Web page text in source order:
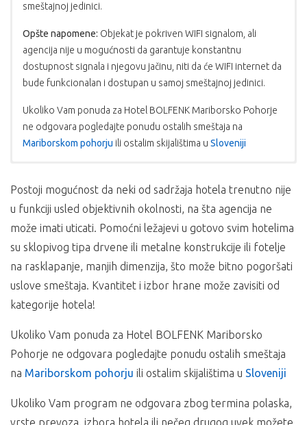
smeštajnoj jedinici.
Opšte napomene: Objekat je pokriven WIFI signalom, ali
agencija nije u mogućnosti da garantuje konstantnu
dostupnost signala i njegovu jačinu, niti da će WIFI internet da
bude funkcionalan i dostupan u samoj smeštajnoj jedinici.
Ukoliko Vam ponuda za Hotel BOLFENK Mariborsko Pohorje
ne odgovara pogledajte ponudu ostalih smeštaja na
Mariborskom pohorju ili ostalim skijalištima u Sloveniji
izabranu uslugu, doručak i večera na bazi švedskog
stola
neograničeno korišćenje zatvorenog bazena
besplatan Wi-fi internet
besplatan parking (spoljni, nije čuvan)
CENA NE OBUHVATA:
Putno zdravstveno osiguranje
Osiguranje od otkaza putovanja,
Prijava – 1,50 € po osobi za boravak
Ski Pass,
noći,
Plaćanje se vrši u dinarskoj protivvrednosti po
srednjem kursu NBS na dan uplate;
Cena je garantovana samo za uplatu kompletnog
iznosa, u suprotnom garantovan je samo iznos
akontacije, a ostatak je podložan promeni.
NAPOMENA
U slučaju promena na monetarnom tržištu i na tržištu
roba i usluga, organizator putovanja
Supernova travel
zadržava pravo na korekciju cena.
NAČIN PLAĆANJA:
putovanja;
Postoji mogućnost da neki od sadržaja hotela trenutno nije
u funkciji usled objektivnih okolnosti, na šta agencija ne
može imati uticati. Pomoćni ležajevi u gotovo svim hotelima
su sklopivog tipa drvene ili metalne konstrukcije ili fotelje
na rasklapanje, manjih dimenzija, što može bitno pogoršati
uslove smeštaja. Kvantitet i izbor hrane može zavisiti od
kategorije hotela!
Ukoliko Vam ponuda za Hotel BOLFENK Mariborsko
Pohorje ne odgovara pogledajte ponudu ostalih smeštaja
na Mariborskom pohorju ili ostalim skijalištima u Sloveniji
Ukoliko Vam program ne odgovara zbog termina polaska,